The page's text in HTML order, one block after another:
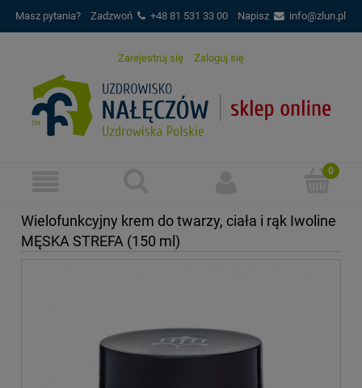
Masz pytania?Zadzwoń +48 81 531 33 00 Napisz info@zlun.pl
Zarejestruj się Zaloguj się
Wielofunkcyjny krem do twarzy, ciała i rąk Iwoline
MĘSKA STREFA (150 ml)